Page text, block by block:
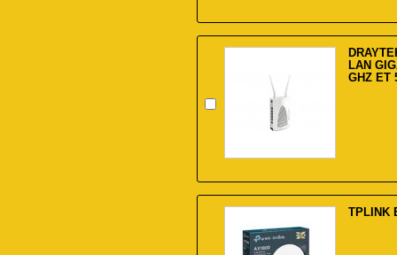
LAN
GHZ ET
TPLINK